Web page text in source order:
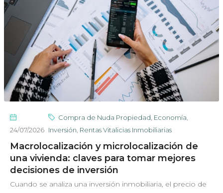
24/07/2026
Compra de Nuda Propiedad Economía
Inversión Rentas Vitalicias Inmobiliarias
Macrolocalización y microlocalización de
una vivienda: claves para tomar mejores
decisiones de inversión
Cuando se analiza una inversión inmobiliaria, el precio de